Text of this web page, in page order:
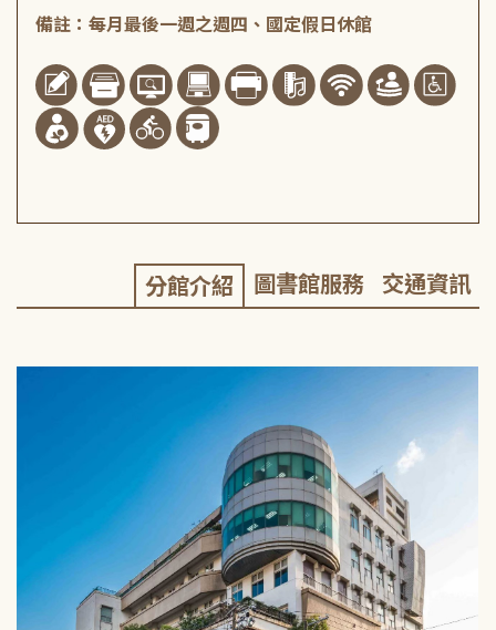
備註：每月最後一週之週四、國定假日休館
分館介紹 圖書館服務 交通資訊